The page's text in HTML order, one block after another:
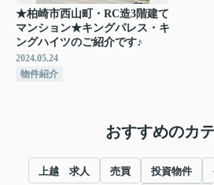
★柏崎市西山町・RC造3階建て
マンション★キングパレス・キ
ングハイツのご紹介です♪
2024.05.24
物件紹介
おすすめのカ
上越 求人 売買 投資物件